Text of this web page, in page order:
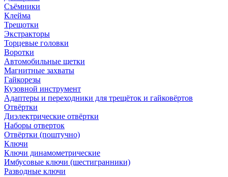
Съёмники
Клейма
Трещотки
Экстракторы
Торцевые головки
Воротки
Автомобильные щетки
Магнитные захваты
Гайкорезы
Кузовной инструмент
Адаптеры и переходники для трещёток и гайковёртов
Отвёртки
Диэлектрические отвёртки
Наборы отверток
Отвёртки (поштучно)
Ключи
Ключи динамометрические
Имбусовые ключи (шестигранники)
Разводные ключи